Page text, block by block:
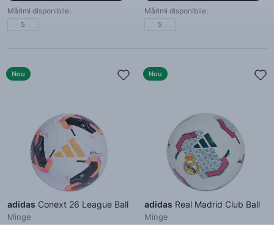
Mărimi disponibile:
5
Mărimi disponibile:
5
Nou
adidas Conext 26 League Ball
Minge
Nou
adidas Real Madrid Club Ball
Minge